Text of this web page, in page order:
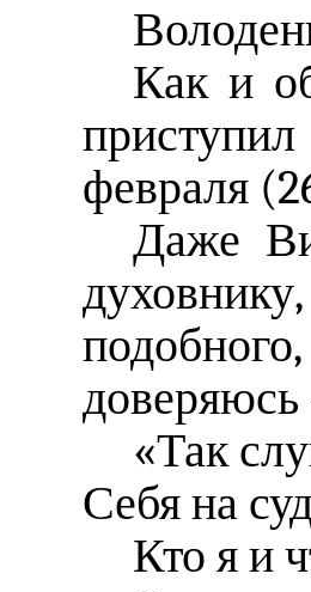
Как и
февраля
Даже
доверяюсь
«Так
Себя на
Кто я и